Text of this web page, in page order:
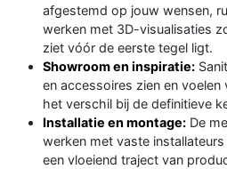
afgestemd op jouw wensen,
werken met 3D-visualisaties
ziet vóór de eerste tegel ligt.
Showroom en inspiratie:
en accessoires zien en
het verschil bij de definitieve
Installatie en montage: De
werken met vaste
een vloeiend traject van